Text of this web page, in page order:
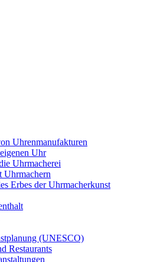
Uhrenmanufakturen
Uhr
Uhrmacherei
Uhrmachern
Erbes der Uhrmacherkunst
(UNESCO)
Restaurants